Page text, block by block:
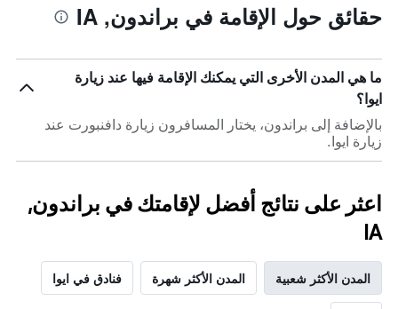
حقائق حول الإقامة في براندون, IA
ما هي المدن الأخرى التي يمكنك الإقامة فيها عند زيارة
ايوا؟
بالإضافة إلى براندون، يختار المسافرون زيارة دافنبورت عند
زيارة ايوا.
اعثر على نتائج أفضل لإقامتك في براندون,
IA
المدن الأكثر شعبية المدن الأكثر شهرة فنادق في ايوا